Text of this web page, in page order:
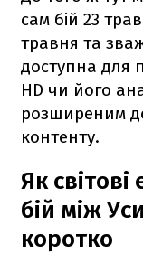
сам бій 23
травня та
доступна для
HD чи його
розширеним
контенту.
Як
бій між
коротко